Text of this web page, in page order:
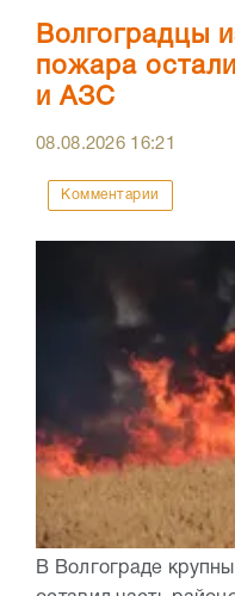
Волгоградцы
пожара
и АЗС
08.08.2026 16:21
Комментарии
В Волгограде